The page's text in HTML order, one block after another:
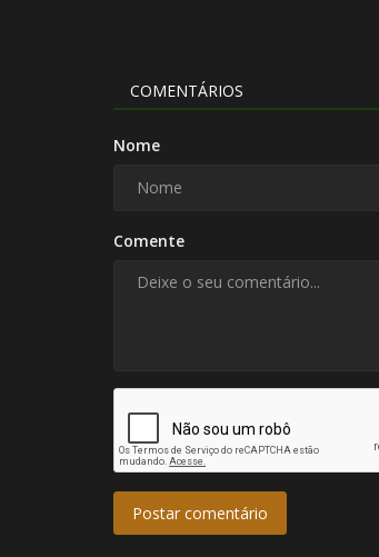
COMENTÁRIOS
Nome
Comente
Postar comentário